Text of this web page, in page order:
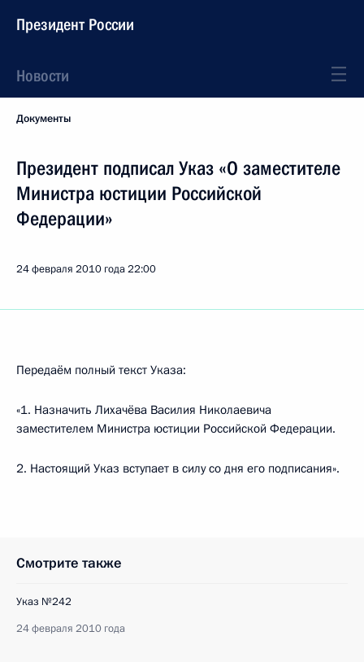
Президент России
Новости
Документы
Президент подписал Указ «О заместителе
Министра юстиции Российской
Федерации»
24 февраля 2010 года22:00
Передаём полный текст Указа:
«1. Назначить Лихачёва Василия Николаевича
заместителем Министра юстиции Российской Федерации.
2. Настоящий Указ вступает в силу со дня его подписания».
Смотрите также
Указ №242
24 февраля 2010 года